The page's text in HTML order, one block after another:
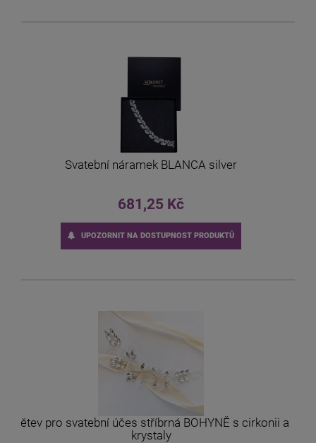
Svatební náramek BLANCA silver
681,25 Kč
UPOZORNIT NA DOSTUPNOST PRODUKTŮ
Větev pro svatební účes stříbrná BOHYNĚ s cirkonii a
krystaly